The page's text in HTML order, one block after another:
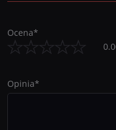
Ocena*
Opinia*